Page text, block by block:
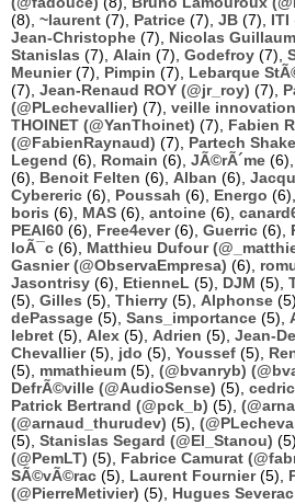
(8), ~laurent (7), Patrice (7), JB (7), ITI
Jean-Christophe (7), Nicolas
Stanislas (7), Alain (7), Godefroy (7),
Meunier(7), Pimpin (7), Lebarque
(7), Jean-Renaud ROY (@jr_roy) (7),
(@PLechevallier) (7), veille
THOINET (@YanThoinet) (7), Fabien
(@FabienRaynaud) (7), Partech
Legend (6), Romain (6), JÃ©rÃ´me (6),
(6), Benoit Felten (6), Alban (6),
Cybereric (6), Poussah (6), Energo (6),
boris (6), MAS (6), antoine (6),
PEAI60 (6), Free4ever(6), Guerric (6),
loÃ¯c (6), Matthieu Dufour
Gasnier (@ObservaEmpresa) (6),
Jasontrisy (6), EtienneL (5), DJM (5),
(5), Gilles (5), Thierry (5), Alphonse
dePassage (5), Sans_importance (5),
lebret (5), Alex (5), Adrien (5), Jean-
Chevallier(5), jdo (5), Youssef (5),
(5), mmathieum (5), (@bvanryb)
DefrÃ©ville (@AudioSense) (5),
Patrick Bertrand (@pck_b) (5),
(@arnaud_thurudev) (5),
(5), Stanislas Segard (@El_Stanou)
(@PemLT) (5), Fabrice Camurat
SÃ©vÃ©rac (5), Laurent Fournier(5),
(@PierreMetivier) (5), Hugues Severac